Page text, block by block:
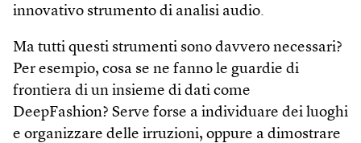
innovativo strumento di analisi audio.
Ma tutti questi strumenti sono davvero necessari?
Per esempio, cosa se ne fanno le guardie di
frontiera di un insieme di dati come
DeepFashion? Serve forse a individuare dei luoghi
e organizzare delle irruzioni, oppure a dimostrare